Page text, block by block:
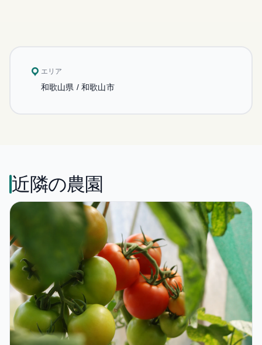
エリア
和歌山県 / 和歌山市
近隣の農園